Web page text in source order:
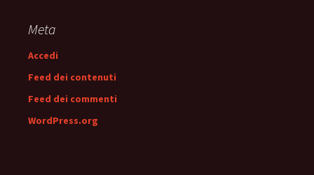
articolo
Meta
Accedi
Feed dei contenuti
Feed dei commenti
WordPress.org